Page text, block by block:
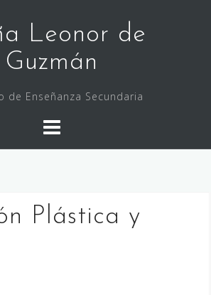
Leonor de
Guzmán
de Enseñanza Secundaria
Plástica y